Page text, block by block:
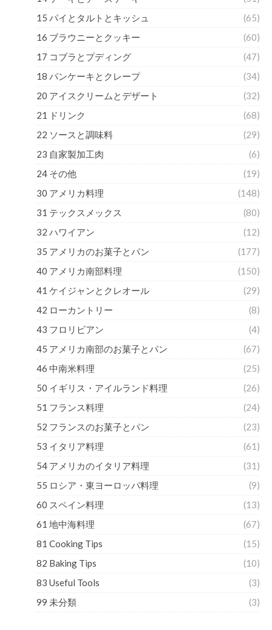
15 パイとタルトとキッシュ
(65)
16 ブラウニーとクッキー
(60)
17 コブラとプディング
(47)
18 パンケーキとクレープ
(34)
20 アイスクリームとデザート
(32)
21 ドリンク
(68)
22 ソースと調味料
(29)
23 自家製加工肉
(6)
24 その他
(19)
30 アメリカ料理
(148)
31 テックスメックス
(80)
32 ハワイアン
(12)
35 アメリカのお菓子とパン
(177)
40 アメリカ南部料理
(150)
41 ケイジャンとクレオール
(29)
42 ローカントリー
(8)
43 フロリビアン
(4)
45 アメリカ南部のお菓子とパン
(67)
46 中南米料理
(25)
50 イギリス・アイルランド料理
(26)
51 フランス料理
(24)
52 フランスのお菓子とパン
(23)
53 イタリア料理
(61)
54 アメリカのイタリア料理
(31)
55 ロシア・東ヨーロッパ料理
(9)
60 スペイン料理
(13)
61 地中海料理
(67)
81 Cooking Tips
(15)
82 Baking Tips
(10)
83 Useful Tools
(3)
99 未分類
(3)